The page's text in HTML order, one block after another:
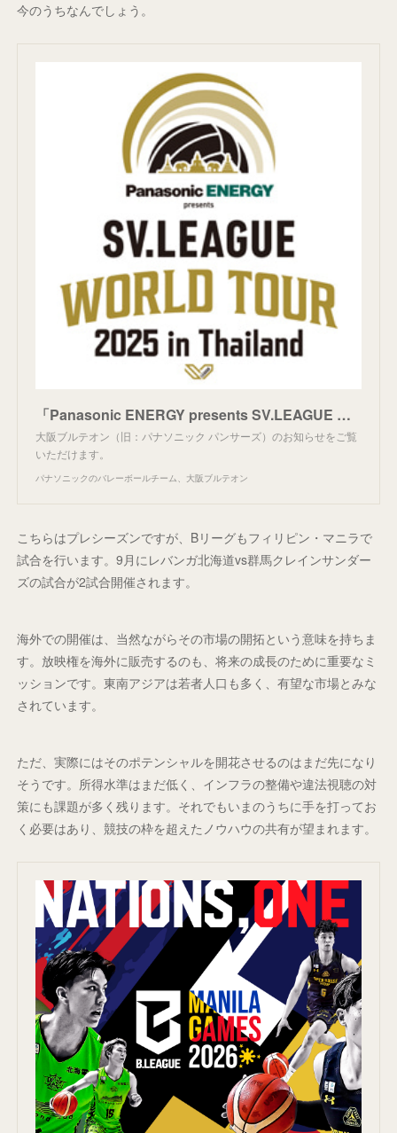
今のうちなんでしょう。
「Panasonic ENERGY presents SV.LEAGUE World Tour 2025 in Thailand」チケット販売の概要 | ニュース | 大阪ブルテオン | パナソニック
大阪ブルテオン（旧：パナソニック パンサーズ）のお知らせをご覧
いただけます。
パナソニックのバレーボールチーム、大阪ブルテオン
こちらはプレシーズンですが、Bリーグもフィリピン・マニラで
試合を行います。9月にレバンガ北海道vs群馬クレインサンダー
ズの試合が2試合開催されます。
海外での開催は、当然ながらその市場の開拓という意味を持ちま
す。放映権を海外に販売するのも、将来の成長のために重要なミ
ッションです。東南アジアは若者人口も多く、有望な市場とみな
されています。
ただ、実際にはそのポテンシャルを開花させるのはまだ先になり
そうです。所得水準はまだ低く、インフラの整備や違法視聴の対
策にも課題が多く残ります。それでもいまのうちに手を打ってお
く必要はあり、競技の枠を超えたノウハウの共有が望まれます。